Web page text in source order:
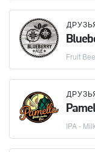
Fruit
IPA -